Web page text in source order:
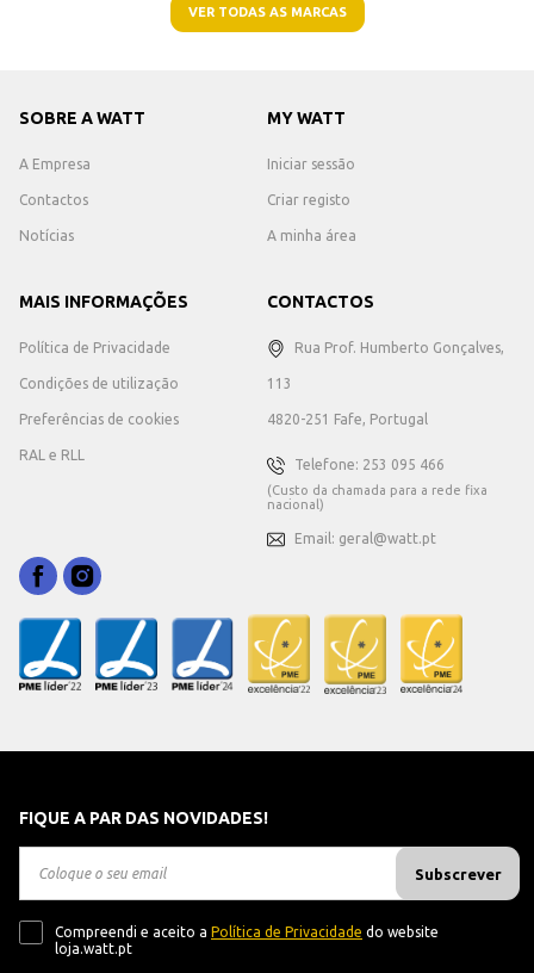
VER TODAS AS MARCAS
SOBRE A WATT
A Empresa
Contactos
Notícias
MY WATT
Iniciar sessão
Criar registo
A minha área
MAIS INFORMAÇÕES
Política de Privacidade
Condições de utilização
Preferências de cookies
RAL e RLL
CONTACTOS
Rua Prof. Humberto Gonçalves,
113
4820-251 Fafe, Portugal
Telefone: 253 095 466
(Custo da chamada para a rede fixa
nacional)
Email: geral@watt.pt
FIQUE A PAR DAS NOVIDADES!
Subscrever
Compreendi e aceito a Política de Privacidade do website
loja.watt.pt